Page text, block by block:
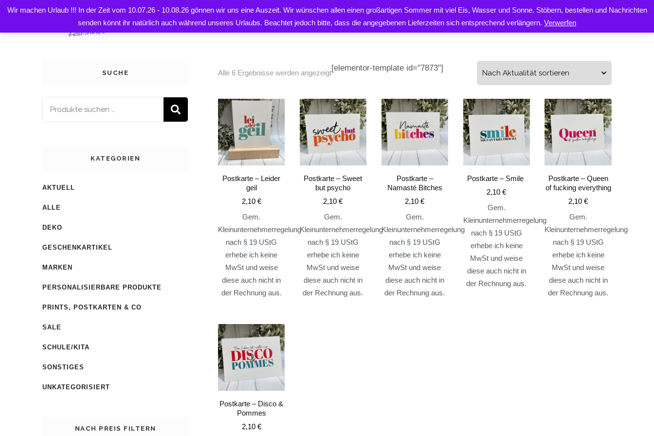
Wir machen Urlaub !!! In der Zeit vom 10.07.26 - 10.08.26 gönnen wir uns eine Auszeit. Wir wünschen allen einen großartigen Sommer mit viel Eis, Wasser und Sonne. Stöbern, bestellen und Nachrichten
senden könnt ihr natürlich auch während unseres Urlaubs. Beachtet jedoch bitte, dass die angegebenen Lieferzeiten sich entsprechend verlängern. Verwerfen
HOME PRODUKTE ÜBER UNS KONTAKT
[elementor-template id="7873"]
Alle 6 Ergebnisse werden angezeigt
Postkarte – Leider
geil
2,10 €
Gem.
Kleinunternehmerregelung
nach § 19 UStG
erhebe ich keine
MwSt und weise
diese auch nicht in
der Rechnung aus.
Postkarte – Sweet
but psycho
2,10€
Gem.
Kleinunternehmerregelung
nach § 19 UStG
erhebe ich keine
MwSt und weise
diese auch nicht in
der Rechnung aus.
Postkarte –
Namasté Bitches
2,10€
Gem.
Kleinunternehmerregelung
nach § 19 UStG
erhebe ich keine
MwSt und weise
diese auch nicht in
der Rechnung aus.
Postkarte – Smile
2,10€
Gem.
Kleinunternehmerregelung
nach § 19 UStG
erhebe ich keine
MwSt und weise
diese auch nicht in
der Rechnung aus.
Postkarte – Queen
of fucking everything
2,10 €
Gem.
Kleinunternehmerregelung
nach § 19 UStG
erhebe ich keine
MwSt und weise
diese auch nicht in
der Rechnung aus.
Postkarte – Disco &
Pommes
2,10 €
SUCHE
SUCHEN
KATEGORIEN
AKTUELL
ALLE
DEKO
GESCHENKARTIKEL
MARKEN
PERSONALISIERBARE PRODUKTE
PRINTS, POSTKARTEN & CO
SALE
SCHULE/KITA
SONSTIGES
UNKATEGORISIERT
NACH PREIS FILTERN